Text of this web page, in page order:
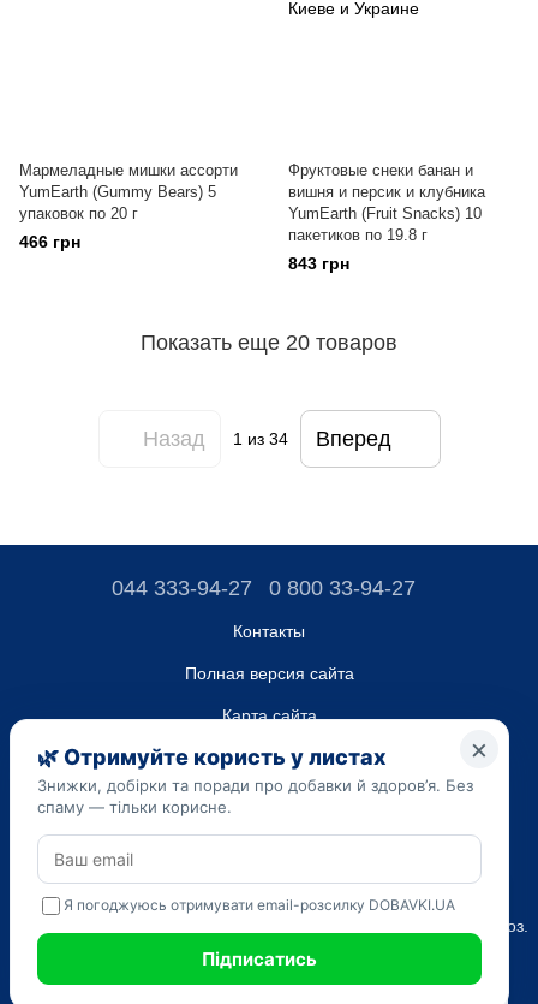
Мармеладные мишки ассорти
YumEarth (Gummy Bears) 5
упаковок по 20 г
466 грн
Фруктовые снеки банан и
вишня и персик и клубника
YumEarth (Fruit Snacks) 10
пакетиков по 19.8 г
843 грн
Показать еще 20 товаров
Назад 1 из 34 Вперед
044 333-94-27 0 800 33-94-27
Контакты
Полная версия сайта
Карта сайта
ТОВ “ДО ЮА”,
Код ЄДРПОУ 45223262
Дата регистрации 14.09.2023
Приведенная на сайте dobavki.ua информация носит
исключительно ознакомительный характер. Не используйте
нашу информацию для диагностики и лечения. Только ваш
Лечащий врач может назначать препараты и составлять диагноз.
САМОЛЕЧЕНИЕ МОЖЕТ БЫТЬ ВРЕДНЫМ ДЛЯ ВАШЕГО